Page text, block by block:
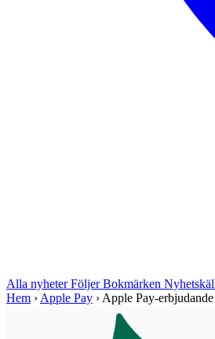
Alla nyheterFöljerBokmärken
Hem › Apple Pay › Apple Pay-